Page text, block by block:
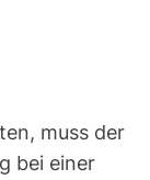
muss der
bei einer